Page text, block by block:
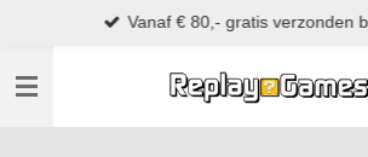
naar
Vanaf € 80,- gratis verzonden